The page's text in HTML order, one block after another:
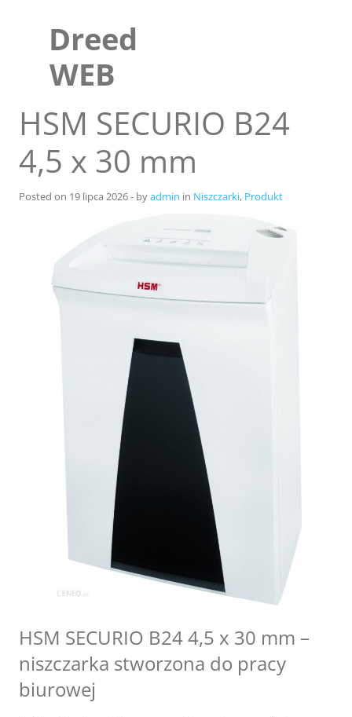
Dreed
WEB
Sklep
HSM SECURIO B24
4,5 x 30 mm
Posted on 19 lipca 2026- byadmin in Niszczarki, Produkt
HSM SECURIO B24 4,5 x 30 mm –
niszczarka stworzona do pracy
biurowej